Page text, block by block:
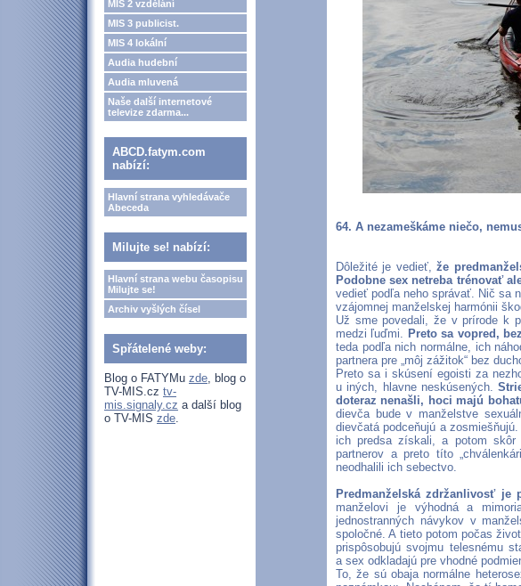
MIS 2 vzdělání
MIS 3 publicist.
MIS 4 lokální
Audia hudební
Audia mluvená
Naše další internetové
televize zdarma...
ABCD.fatym.com
nabízí:
Hlavní strana vyhledávače
Abeceda
Milujte se! nabízí:
Hlavní strana webu časopisu
Milujte se!
Archiv vyšlých čísel
Spřátelené weby:
Blog o FATYMu zde, blog o
TV-MIS.cz tv-
mis.signaly.cz a další blog
o TV-MIS zde.
64. A nezameškáme niečo,
Dôležité je vedieť,že
Podobne sex netreba trénovať
vedieť podľa neho správať. Nič sa
vzájomnej manželskej harmónii
Už sme povedali, že v prírode k
medzi ľuďmi. Preto sa vopred,
teda podľa nich normálne, ich
partnera pre „môj zážitok“ bez
Preto sa i skúsení egoisti za
u iných, hlavne neskúsených.
doteraz nenašli, hoci majú
dievča bude v manželstve
dievčatá podceňujú a
ich predsa získali, a potom
partnerov a preto títo
neodhalili ich sebectvo.
Predmanželská zdržanlivosť
manželovi je výhodná a
jednostranných návykov v
spoločné. A tieto potom počas
prispôsobujú svojmu telesnému
a sex odkladajú pre vhodné
To, že sú obaja normálne